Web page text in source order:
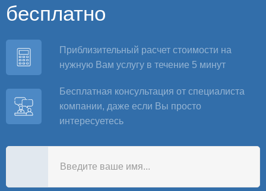
бесплатно
Приблизительный расчет стоимости на
нужную Вам услугу в течение 5 минут
Бесплатная консультация от специалиста
компании, даже если Вы просто
интересуетесь